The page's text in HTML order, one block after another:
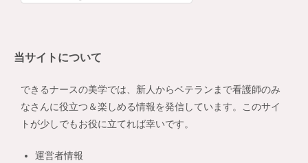
ー
当サイトについて
できるナースの美学では、新人からベテランまで看護師のみ
なさんに役立つ＆楽しめる情報を発信しています。このサイ
トが少しでもお役に立てれば幸いです。
運営者情報